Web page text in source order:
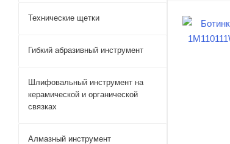
Технические щетки
Гибкий абразивный инструмент
Шлифовальный инструмент на
керамической и органической
связках
Алмазный инструмент